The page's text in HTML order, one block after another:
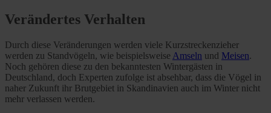
Verändertes Verhalten
Durch diese Veränderungen werden viele Kurzstreckenzieher
werden zu Standvögeln, wie beispielsweise Amseln und Meisen.
Noch gehören diese zu den bekanntesten Wintergästen in
Deutschland, doch Experten zufolge ist absehbar, dass die Vögel in
naher Zukunft ihr Brutgebiet in Skandinavien auch im Winter nicht
mehr verlassen werden.